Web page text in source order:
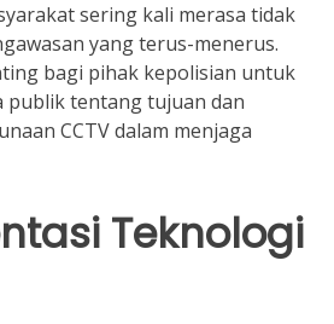
sering kali merasa tidak
yang terus-menerus.
bagi pihak kepolisian untuk
publik tentang tujuan dan
CCTV dalam menjaga
Teknologi